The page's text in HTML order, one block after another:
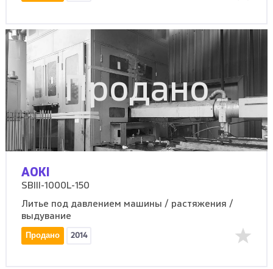
Продано
AOKI
SBIII-1000L-150
Литье под давлением машины / растяжения /
выдувание
Продано 2014